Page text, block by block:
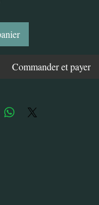
Commander et payer